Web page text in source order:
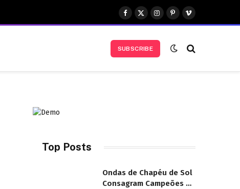
Facebook
X
(Twitter)
Instagram
Pinterest
Vimeo
SUBSCRIBE
Top Posts
Ondas de Chapéu de Sol
Consagram Campeões do